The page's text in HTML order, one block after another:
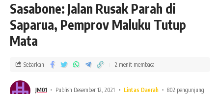
Sasabone: Jalan Rusak Parah di
Saparua, Pemprov Maluku Tutup
Mata
JM01 Publish Desember 12, 2021 Lintas Daerah 802 pengunjung
Sebarkan 2 menit membaca